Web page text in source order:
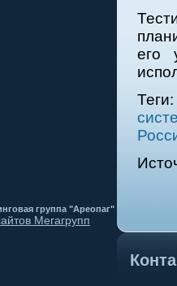
его
группа "Ареопаг"
Мегагрупп